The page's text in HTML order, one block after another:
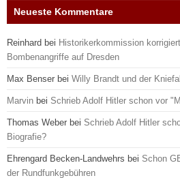
Neueste Kommentare
Reinhard bei Historikerkommission
Bombenangriffe auf Dresden
Max Benser bei Willy Brandt und der
Marvin bei Schrieb Adolf Hitler schon vor
Thomas Weber bei Schrieb Adolf Hitler
Biografie?
Ehrengard Becken-Landwehrs bei Schon
der Rundfunkgebühren